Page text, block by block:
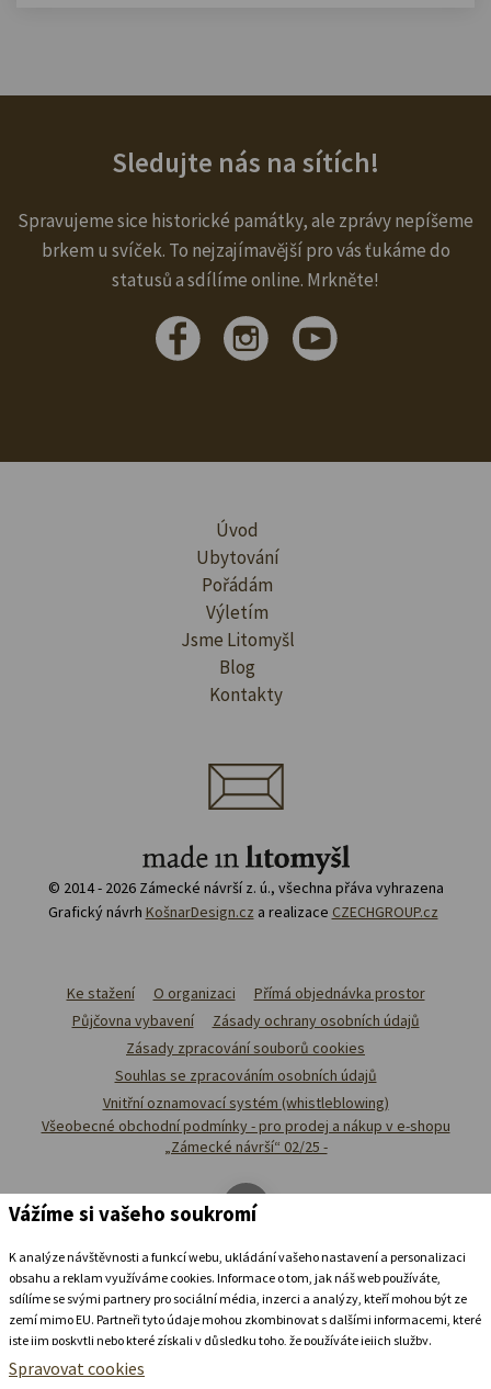
Ubytovat se v
Sledujte nás na sítích!
Spravujeme sice historické památky, ale zprávy nepíšeme
brkem u svíček. To nejzajímavější pro vás ťukáme do
statusů a sdílíme online. Mrkněte!
Úvod
Ubytování
Pořádám
Výletím
Jsme Litomyšl
Blog
Kontakty
© 2014 - 2026 Zámecké návrší z. ú., všechna přáva vyhrazena
Grafický návrh KošnarDesign.cz a realizace CZECHGROUP.cz
Ke stažení O organizaci
Přímá objednávka prostor
Půjčovna vybavení
Zásady ochrany osobních údajů
Zásady zpracování souborů cookies
Souhlas se zpracováním osobních údajů
Vnitřní oznamovací systém (whistleblowing)
Všeobecné obchodní podmínky - pro prodej a nákup v e-shopu
„Zámecké návrší“ 02/25 -
Vážíme si vašeho soukromí
K analýze návštěvnosti a funkcí webu, ukládání vašeho nastavení a personalizaci
obsahu a reklam využíváme cookies. Informace o tom, jak náš web používáte,
sdílíme se svými partnery pro sociální média, inzerci a analýzy, kteří mohou být ze
zemí mimo EU. Partneři tyto údaje mohou zkombinovat s dalšími informacemi, které
jste jim poskytli nebo které získali v důsledku toho, že používáte jejich služby.
Podrobné informace
Spravovat cookies